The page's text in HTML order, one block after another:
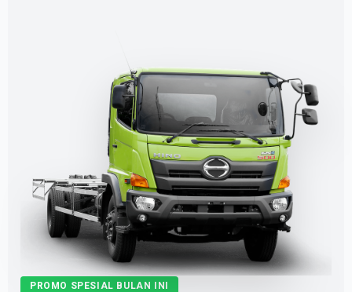
PROMO SPESIAL BULAN INI